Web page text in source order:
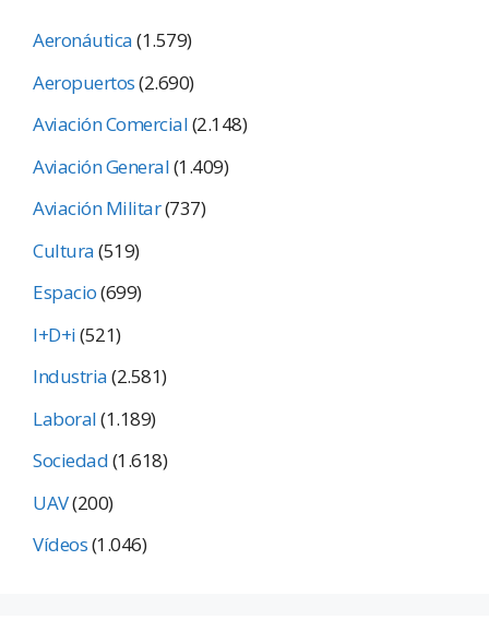
Aeronáutica(1.579)
Aeropuertos(2.690)
Aviación Comercial(2.148)
Aviación General(1.409)
Aviación Militar(737)
Cultura(519)
Espacio(699)
I+D+i(521)
Industria(2.581)
Laboral(1.189)
Sociedad(1.618)
UAV(200)
Vídeos(1.046)